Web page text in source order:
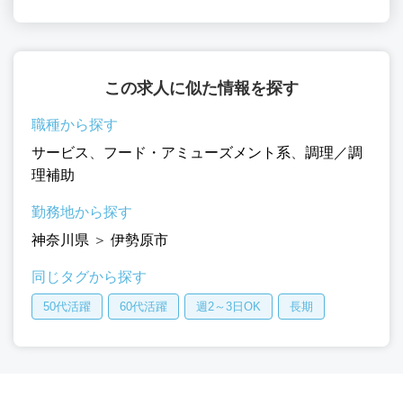
この求人に似た情報を探す
職種から探す
サービス
フード・アミューズメント系
調理／調
理補助
勤務地から探す
神奈川県 ＞ 伊勢原市
同じタグから探す
50代活躍 60代活躍 週2～3日OK 長期